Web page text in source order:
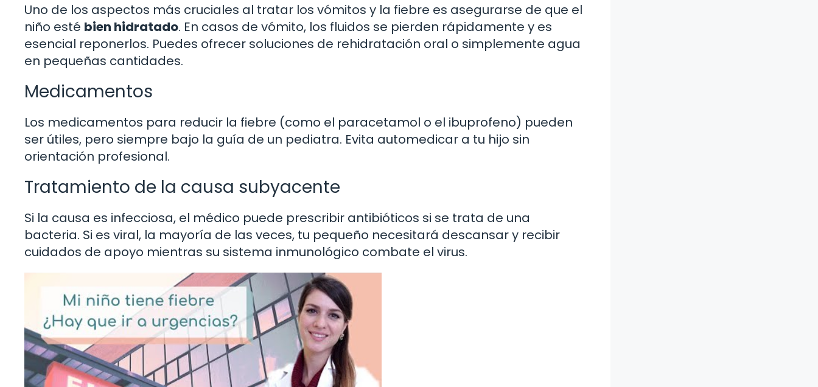
Uno de los aspectos más cruciales al tratar los vómitos y la fiebre es asegurarse de que el
niño esté bien hidratado. En casos de vómito, los fluidos se pierden rápidamente y es
esencial reponerlos. Puedes ofrecer soluciones de rehidratación oral o simplemente agua
en pequeñas cantidades.
Medicamentos
Los medicamentos para reducir la fiebre (como el paracetamol o el ibuprofeno) pueden
ser útiles, pero siempre bajo la guía de un pediatra. Evita automedicar a tu hijo sin
orientación profesional.
Tratamiento de la causa subyacente
Si la causa es infecciosa, el médico puede prescribir antibióticos si se trata de una
bacteria. Si es viral, la mayoría de las veces, tu pequeño necesitará descansar y recibir
cuidados de apoyo mientras su sistema inmunológico combate el virus.